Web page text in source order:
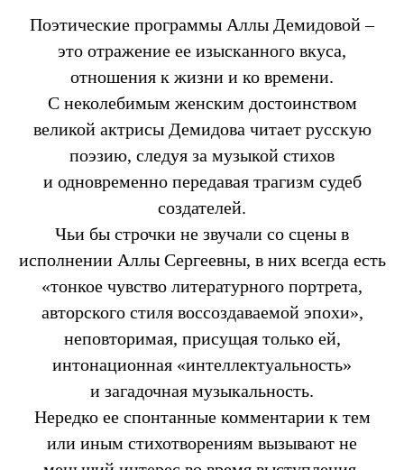
Поэтические программы Аллы Демидовой –
это отражение ее изысканного вкуса,
отношения к жизни и ко времени.
С неколебимым женским достоинством
великой актрисы Демидова читает русскую
поэзию, следуя за музыкой стихов
и одновременно передавая трагизм судеб
создателей.
Чьи бы строчки не звучали со сцены в
исполнении Аллы Сергеевны, в них всегда есть
«тонкое чувство литературного портрета,
авторского стиля воссоздаваемой эпохи»,
неповторимая, присущая только ей,
интонационная «интеллектуальность»
и загадочная музыкальность.
Нередко ее спонтанные комментарии к тем
или иным стихотворениям вызывают не